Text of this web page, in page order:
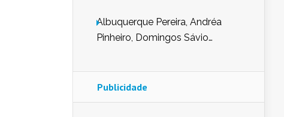
Albuquerque Pereira, Andréa
Pinheiro, Domingos Sávio
Nunes de Sena, Fátima Peixoto,
Glória Pereira, Kátia Mesel,
Publicidade